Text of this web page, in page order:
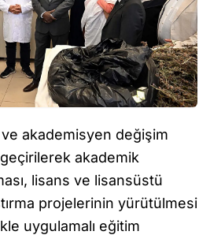
akademisyen değişim
akademik
lisans ve lisansüstü
projelerinin yürütülmesi
uygulamalı eğitim